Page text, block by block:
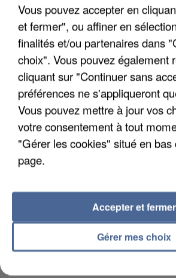
LES DONNÉES DE 300 000
INTERMARCHÉ APRÈS UNE...
RÉCEMMENT DIFFUSÉ
Vous pouvez accepter en
et fermer", ou affiner en
finalités et/ou partenaires dans
choix". Vous pouvez également
cliquant sur "Continuer sans
préférences ne s'appliqueront
Vous pouvez mettre à jour vos
votre consentement à tout
"Gérer les cookies" situé en bas
page.
Gérer mes choix
Accepter et fermer